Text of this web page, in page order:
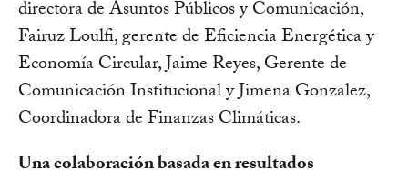
directora de Asuntos Públicos y Comunicación,
Fairuz Loulfi, gerente de Eficiencia Energética y
Economía Circular, Jaime Reyes, Gerente de
Comunicación Institucional y Jimena Gonzalez,
Coordinadora de Finanzas Climáticas.
Una colaboración basada en resultados